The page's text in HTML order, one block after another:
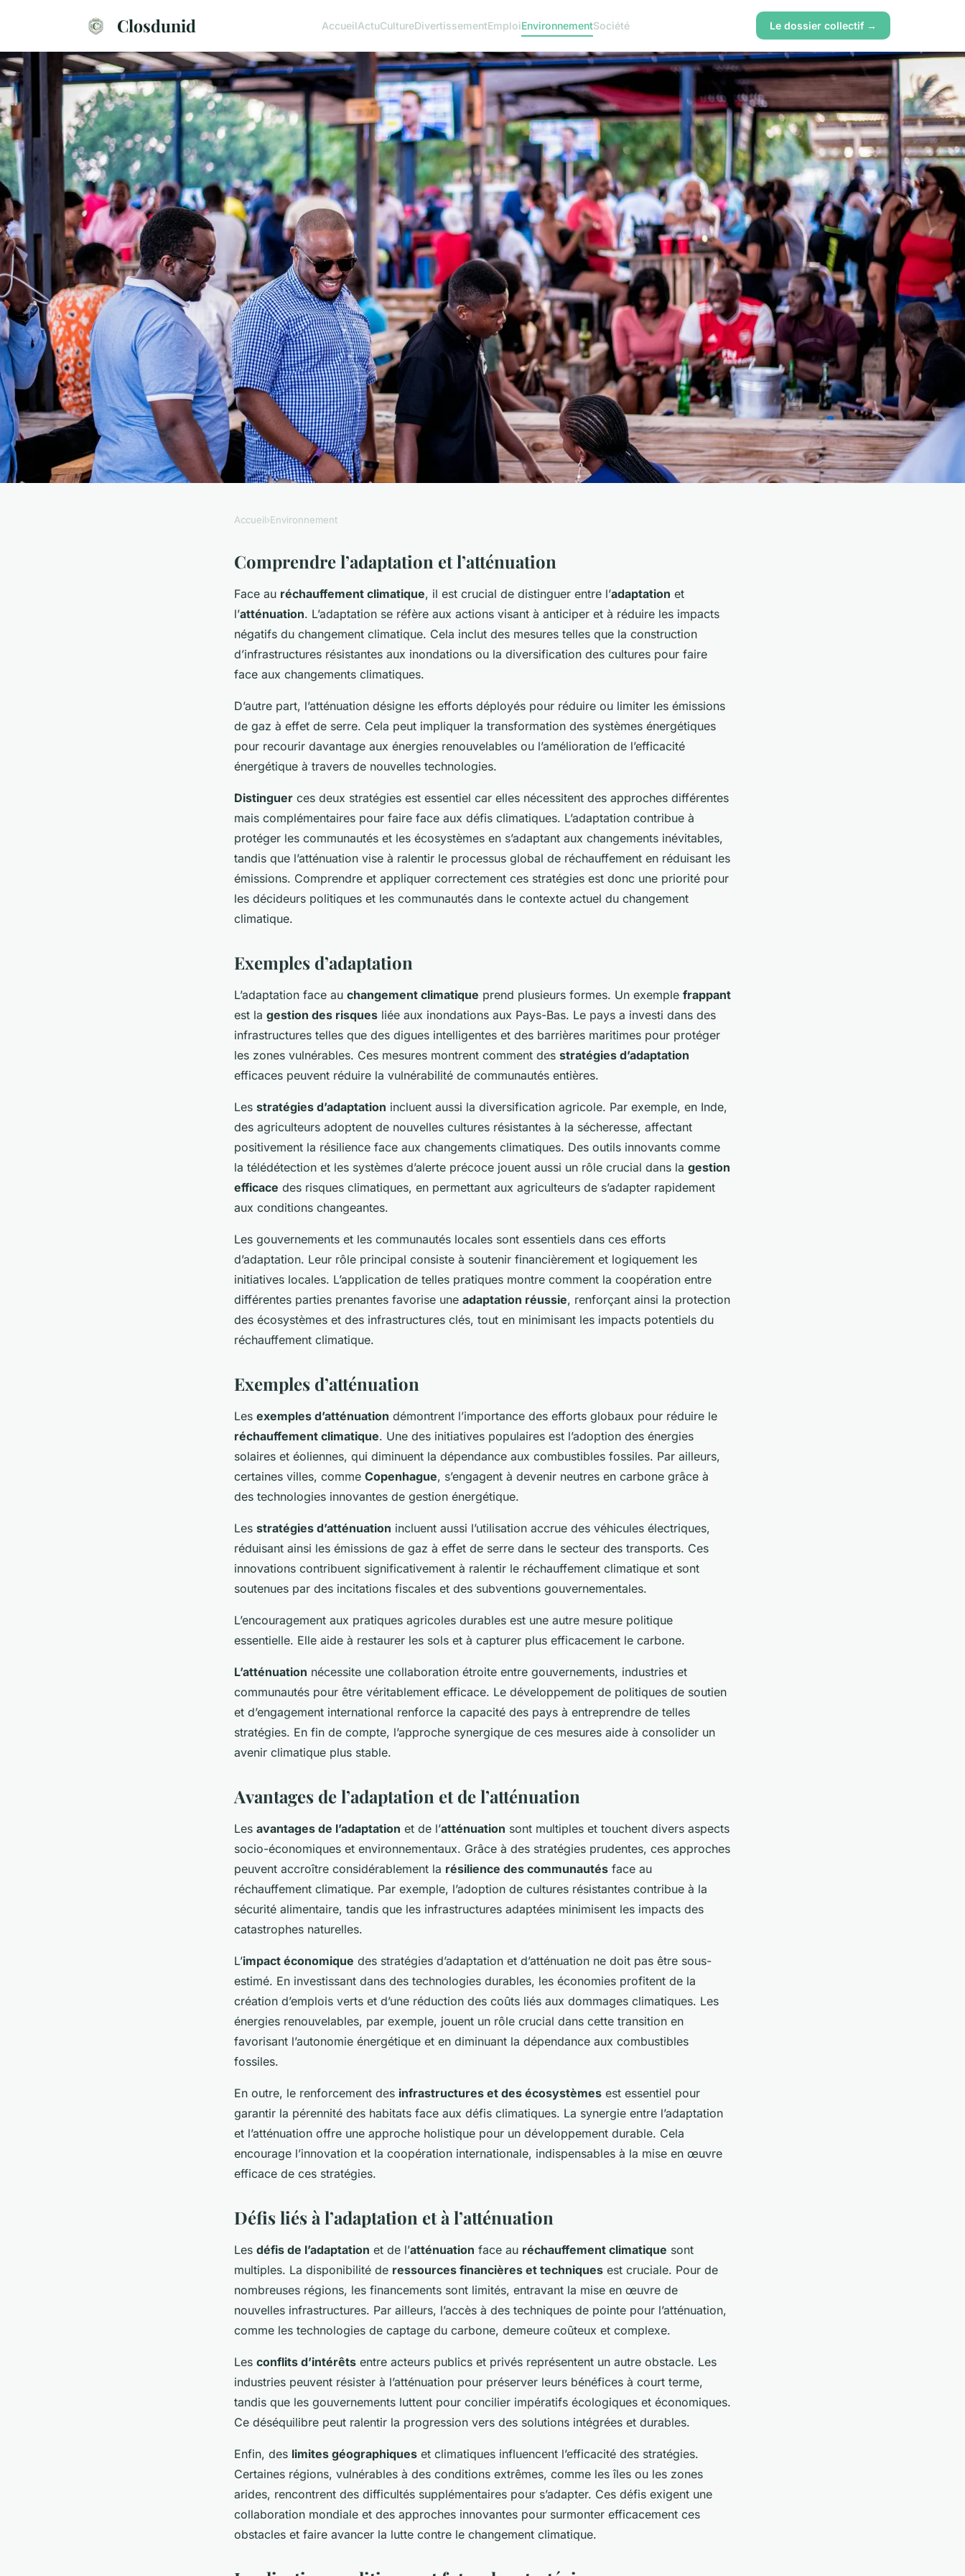
Closdunid AccueilActuCultureDivertissementEmploiEnvironnementSociété Le dossier collectif →
Adaptation vs atténuation: deux
stratégies face au réchauffement
Accueil›Environnement
Comprendre l’adaptation et l’atténuation
Face au réchauffement climatique, il est crucial de distinguer entre l’adaptation et
l’atténuation. L’adaptation se réfère aux actions visant à anticiper et à réduire les impacts
négatifs du changement climatique. Cela inclut des mesures telles que la construction
d’infrastructures résistantes aux inondations ou la diversification des cultures pour faire
face aux changements climatiques.
D’autre part, l’atténuation désigne les efforts déployés pour réduire ou limiter les émissions
de gaz à effet de serre. Cela peut impliquer la transformation des systèmes énergétiques
pour recourir davantage aux énergies renouvelables ou l’amélioration de l’efficacité
énergétique à travers de nouvelles technologies.
Distinguer ces deux stratégies est essentiel car elles nécessitent des approches différentes
mais complémentaires pour faire face aux défis climatiques. L’adaptation contribue à
protéger les communautés et les écosystèmes en s’adaptant aux changements inévitables,
tandis que l’atténuation vise à ralentir le processus global de réchauffement en réduisant les
émissions. Comprendre et appliquer correctement ces stratégies est donc une priorité pour
les décideurs politiques et les communautés dans le contexte actuel du changement
climatique.
Exemples d’adaptation
L’adaptation face au changement climatique prend plusieurs formes. Un exemple frappant
est la gestion des risques liée aux inondations aux Pays-Bas. Le pays a investi dans des
infrastructures telles que des digues intelligentes et des barrières maritimes pour protéger
les zones vulnérables. Ces mesures montrent comment des stratégies d’adaptation
efficaces peuvent réduire la vulnérabilité de communautés entières.
Les stratégies d’adaptation incluent aussi la diversification agricole. Par exemple, en Inde,
des agriculteurs adoptent de nouvelles cultures résistantes à la sécheresse, affectant
positivement la résilience face aux changements climatiques. Des outils innovants comme
la télédétection et les systèmes d’alerte précoce jouent aussi un rôle crucial dans la gestion
efficace des risques climatiques, en permettant aux agriculteurs de s’adapter rapidement
aux conditions changeantes.
Les gouvernements et les communautés locales sont essentiels dans ces efforts
d’adaptation. Leur rôle principal consiste à soutenir financièrement et logiquement les
initiatives locales. L’application de telles pratiques montre comment la coopération entre
différentes parties prenantes favorise une adaptation réussie, renforçant ainsi la protection
des écosystèmes et des infrastructures clés, tout en minimisant les impacts potentiels du
réchauffement climatique.
Exemples d’atténuation
Les exemples d’atténuation démontrent l’importance des efforts globaux pour réduire le
réchauffement climatique. Une des initiatives populaires est l’adoption des énergies
solaires et éoliennes, qui diminuent la dépendance aux combustibles fossiles. Par ailleurs,
certaines villes, comme Copenhague, s’engagent à devenir neutres en carbone grâce à
des technologies innovantes de gestion énergétique.
Les stratégies d’atténuation incluent aussi l’utilisation accrue des véhicules électriques,
réduisant ainsi les émissions de gaz à effet de serre dans le secteur des transports. Ces
innovations contribuent significativement à ralentir le réchauffement climatique et sont
soutenues par des incitations fiscales et des subventions gouvernementales.
L’encouragement aux pratiques agricoles durables est une autre mesure politique
essentielle. Elle aide à restaurer les sols et à capturer plus efficacement le carbone.
L’atténuation nécessite une collaboration étroite entre gouvernements, industries et
communautés pour être véritablement efficace. Le développement de politiques de soutien
et d’engagement international renforce la capacité des pays à entreprendre de telles
stratégies. En fin de compte, l’approche synergique de ces mesures aide à consolider un
avenir climatique plus stable.
Avantages de l’adaptation et de l’atténuation
Les avantages de l’adaptation et de l’atténuation sont multiples et touchent divers aspects
socio-économiques et environnementaux. Grâce à des stratégies prudentes, ces approches
peuvent accroître considérablement la résilience des communautés face au
réchauffement climatique. Par exemple, l’adoption de cultures résistantes contribue à la
sécurité alimentaire, tandis que les infrastructures adaptées minimisent les impacts des
catastrophes naturelles.
L’impact économique des stratégies d’adaptation et d’atténuation ne doit pas être sous-
estimé. En investissant dans des technologies durables, les économies profitent de la
création d’emplois verts et d’une réduction des coûts liés aux dommages climatiques. Les
énergies renouvelables, par exemple, jouent un rôle crucial dans cette transition en
favorisant l’autonomie énergétique et en diminuant la dépendance aux combustibles
fossiles.
En outre, le renforcement des infrastructures et des écosystèmes est essentiel pour
garantir la pérennité des habitats face aux défis climatiques. La synergie entre l’adaptation
et l’atténuation offre une approche holistique pour un développement durable. Cela
encourage l’innovation et la coopération internationale, indispensables à la mise en œuvre
efficace de ces stratégies.
Défis liés à l’adaptation et à l’atténuation
Les défis de l’adaptation et de l’atténuation face au réchauffement climatique sont
multiples. La disponibilité de ressources financières et techniques est cruciale. Pour de
nombreuses régions, les financements sont limités, entravant la mise en œuvre de
nouvelles infrastructures. Par ailleurs, l’accès à des techniques de pointe pour l’atténuation,
comme les technologies de captage du carbone, demeure coûteux et complexe.
Les conflits d’intérêts entre acteurs publics et privés représentent un autre obstacle. Les
industries peuvent résister à l’atténuation pour préserver leurs bénéfices à court terme,
tandis que les gouvernements luttent pour concilier impératifs écologiques et économiques.
Ce déséquilibre peut ralentir la progression vers des solutions intégrées et durables.
Enfin, des limites géographiques et climatiques influencent l’efficacité des stratégies.
Certaines régions, vulnérables à des conditions extrêmes, comme les îles ou les zones
arides, rencontrent des difficultés supplémentaires pour s’adapter. Ces défis exigent une
collaboration mondiale et des approches innovantes pour surmonter efficacement ces
obstacles et faire avancer la lutte contre le changement climatique.